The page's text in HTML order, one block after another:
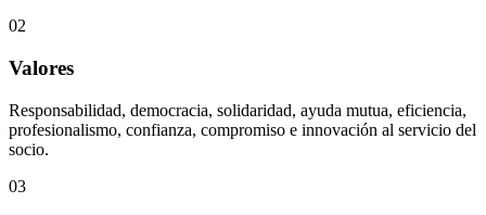
02
Valores
Responsabilidad, democracia, solidaridad, ayuda mutua, eficiencia,
profesionalismo, confianza, compromiso e innovación al servicio del
socio.
03